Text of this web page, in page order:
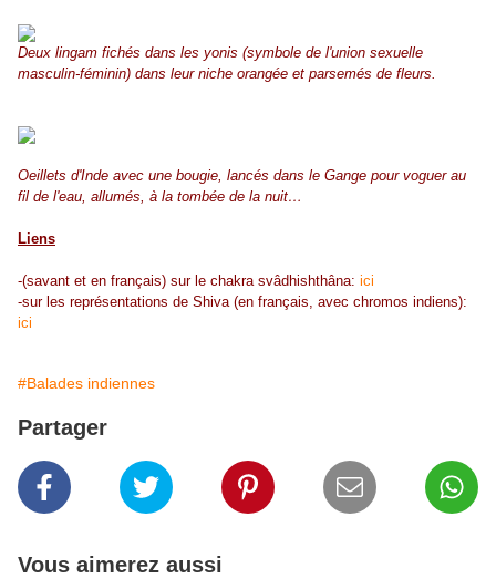
Deux lingam fichés dans les yonis (symbole de l'union sexuelle
masculin-féminin) dans leur niche orangée et parsemés de fleurs.
Oeillets d'Inde avec une bougie, lancés dans le Gange pour voguer au
fil de l'eau, allumés, à la tombée de la nuit…
Liens
-(savant et en français) sur le chakra svâdhishthâna: ici
-sur les représentations de Shiva (en français, avec chromos indiens):
ici
#Balades indiennes
Partager
Vous aimerez aussi